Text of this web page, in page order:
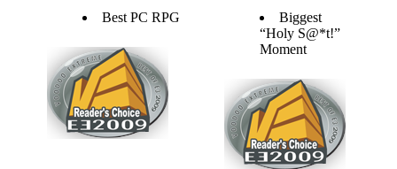
Best PC RPG
Biggest
“Holy S@*t!”
Moment